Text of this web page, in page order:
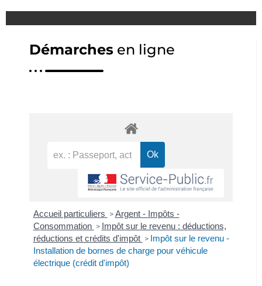
Démarches en ligne
Accueil particuliers > Argent - Impôts -
Consommation > Impôt sur le revenu : déductions,
réductions et crédits d'impôt > Impôt sur le revenu -
Installation de bornes de charge pour véhicule
électrique (crédit d'impôt)